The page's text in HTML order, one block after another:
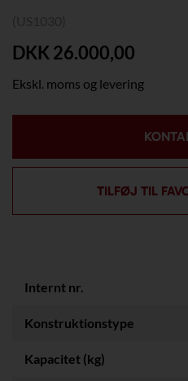
DKK 26.000,00
Ekskl. moms og levering
TILFØJ TIL
Internt nr.
Konstruktionstype
Kapacitet (kg)